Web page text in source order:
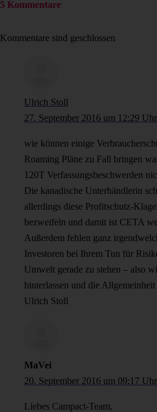
5 Kommentare
Kommentare sind geschlossen
Ulrich Stoll
27. September 2016 um 12:29 Uhr
wie können einige
Roaming Pläne zu Fall bringen
120T Verfassungsbeschwerden
Die kanadische Unterhändlerin
allerdings diese Profitschutz-
bezweifeln und damit ist CETA
Außerdem fehlen ganz
Investoren bei Ihrem Tun für
Umwelt gerade zu stehen – also
hinterlassen und die Allgemeinheit
Ulrich Stoll
MaVei
20. September 2016 um 09:17 Uhr
Liebes Campact-Team,